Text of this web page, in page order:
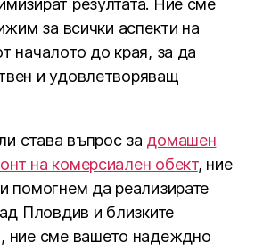
резултата. Ние сме
за всички аспекти на
началото до края, за да
и удовлетворяващ
става въпрос за домашен
на комерсиален обект, ние
помогнем да реализирате
Пловдив и близките
ние сме вашето надеждно